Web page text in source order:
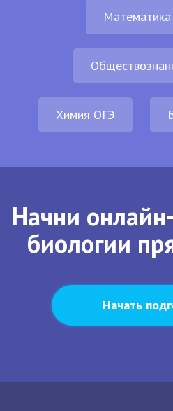
Химия ОГЭ
Начни
биологии
Начать